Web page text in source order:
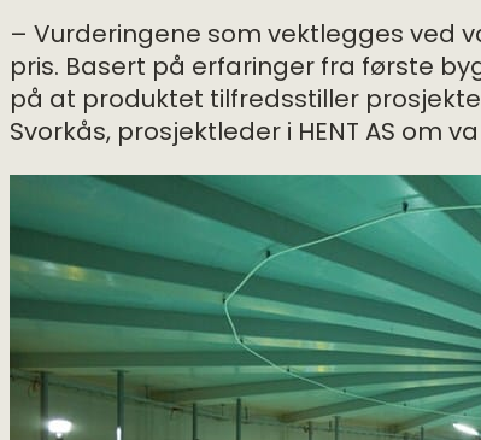
– Vurderingene som vektlegges ved
pris. Basert på erfaringer fra første
på at produktet tilfredsstiller
Svorkås, prosjektleder i HENT AS om